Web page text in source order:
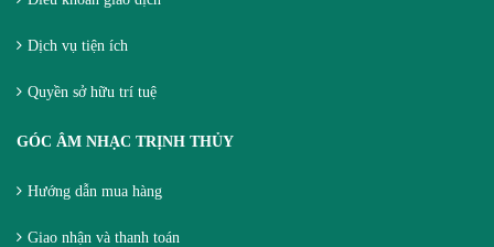
Dịch vụ tiện ích
Quyền sở hữu trí tuệ
GÓC ÂM NHẠC TRỊNH THỦY
Hướng dẫn mua hàng
Giao nhận và thanh toán